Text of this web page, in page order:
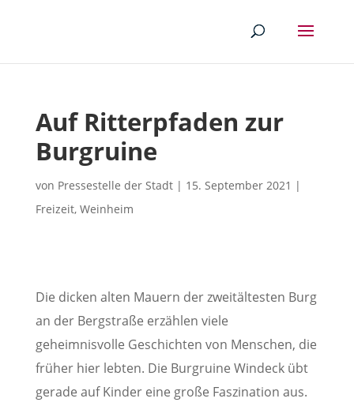
Auf Ritterpfaden zur
Burgruine
von Pressestelle der Stadt| 15. September 2021 |
Freizeit, Weinheim
Die dicken alten Mauern der zweitältesten Burg
an der Bergstraße erzählen viele
geheimnisvolle Geschichten von Menschen, die
früher hier lebten. Die Burgruine Windeck übt
gerade auf Kinder eine große Faszination aus.